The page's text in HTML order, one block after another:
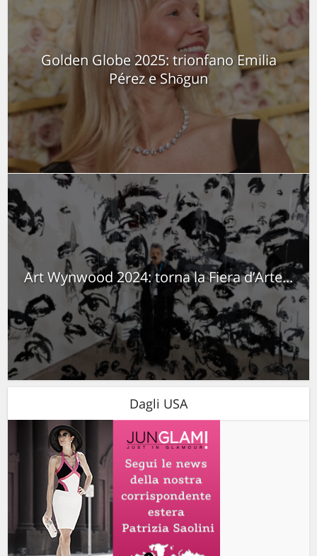
Golden Globe 2025: trionfano Emilia
Pérez e Shōgun
Art Wynwood 2024: torna la Fiera d’Arte...
Dagli USA